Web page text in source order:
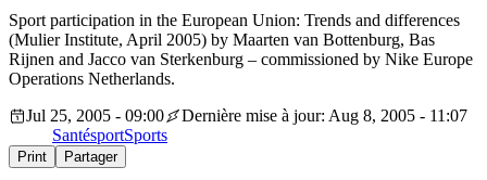
Sport participation in the European Union: Trends and differences
(Mulier Institute, April 2005) by Maarten van Bottenburg, Bas
Rijnen and Jacco van Sterkenburg – commissioned by Nike Europe
Operations Netherlands.
Jul 25, 2005 - 09:00
Dernière mise à jour: Aug 8, 2005 - 11:07
SantésportSports
Print Partager